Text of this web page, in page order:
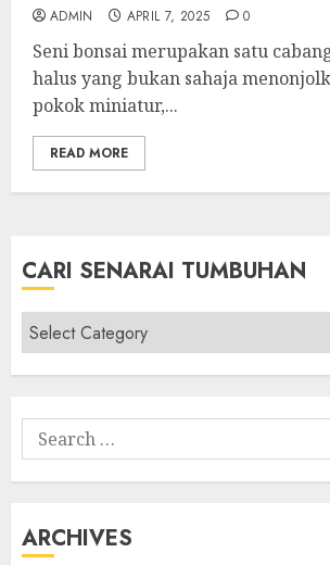
ADMIN APRIL 7, 2025 0
Seni bonsai merupakan satu
halus yang bukan sahaja
pokok miniatur,...
READ MORE
CARI SENARAI TUMBUHAN
Cari
Senarai
Tumbuhan
Search
for:
ARCHIVES